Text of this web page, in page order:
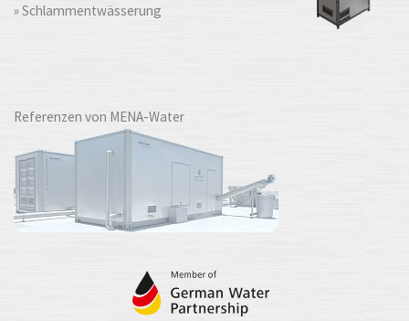
» Schlammentwässerung
Referenzen von MENA-Water